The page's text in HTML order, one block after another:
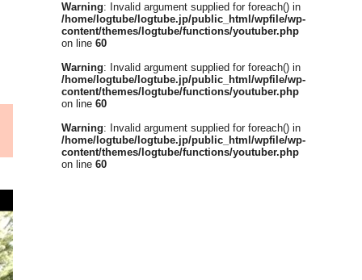
Warning: Invalid argument supplied for foreach() in
/home/logtube/logtube.jp/public_html/wpfile/wp-
content/themes/logtube/functions/youtuber.php
on line 60
Warning: Invalid argument supplied for foreach() in
/home/logtube/logtube.jp/public_html/wpfile/wp-
content/themes/logtube/functions/youtuber.php
on line 60
Warning: Invalid argument supplied for foreach() in
/home/logtube/logtube.jp/public_html/wpfile/wp-
content/themes/logtube/functions/youtuber.php
on line 60